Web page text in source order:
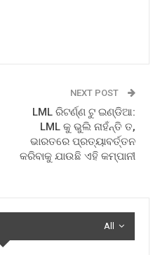
NEXT POST
LML ରିଟର୍ଣ୍ଣ ଟୁ ଇଣ୍ଡିଆ:
LML କୁ ଭୁଲି ନାହଁନ୍ତି ତ,
ଭାରତରେ ପ୍ରତ୍ୟାବର୍ତ୍ତନ
କରିବାକୁ ଯାଉଛି ଏହି କମ୍ପାନୀ
All